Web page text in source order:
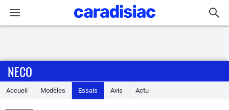
Accueil
NECO
Accueil Modèles Essais Avis Actu